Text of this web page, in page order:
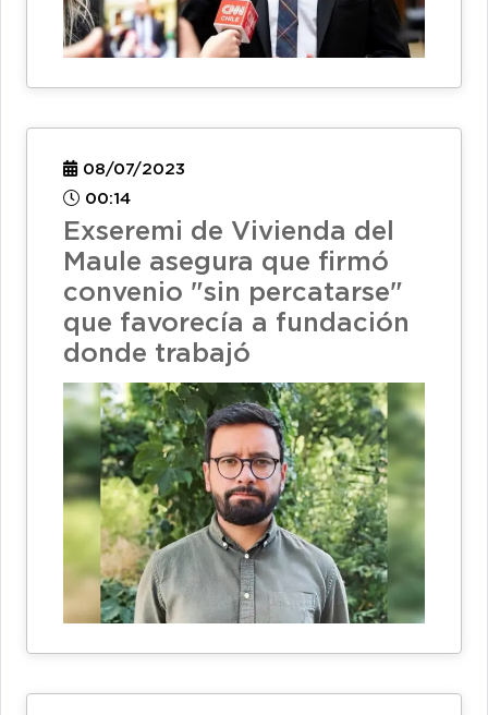
08/07/2023
00:14
Exseremi de Vivienda del
Maule asegura que firmó
convenio "sin percatarse"
que favorecía a fundación
donde trabajó